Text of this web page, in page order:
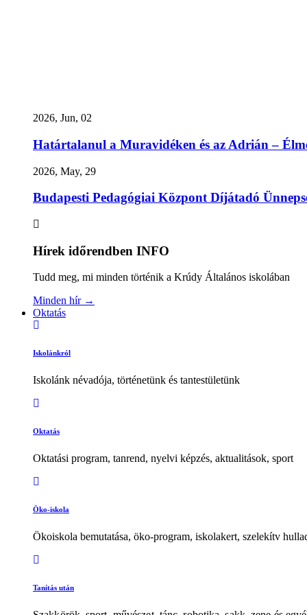
2026, Jun, 02
Határtalanul a Muravidéken és az Adrián –
2026, May, 29
Budapesti Pedagógiai Központ Díjátadó
Hírek időrendben INFO
Tudd meg, mi minden történik a Krúdy Általános iskolában
Minden hír →
Oktatás
Iskolánkról
Iskolánk névadója, történetünk és tantestületünk
Oktatás
Oktatási program, tanrend, nyelvi képzés, aktualitások, sport
Öko-iskola
Ökoiskola bemutatása, öko-program, iskolakert, szelekítv
Tanítás után